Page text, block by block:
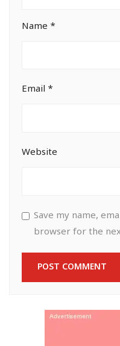
Name *
Email *
Website
Save my name,
browser for the